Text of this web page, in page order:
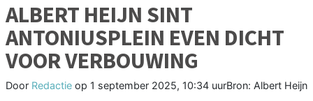
ALBERT HEIJN SINT
ANTONIUSPLEIN EVEN DICHT
VOOR VERBOUWING
Door Redactie op 1 september 2025, 10:34 uurBron: Albert Heijn